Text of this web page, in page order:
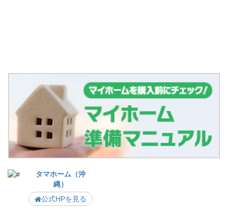
タマホーム（沖
縄）
公式HPを見る